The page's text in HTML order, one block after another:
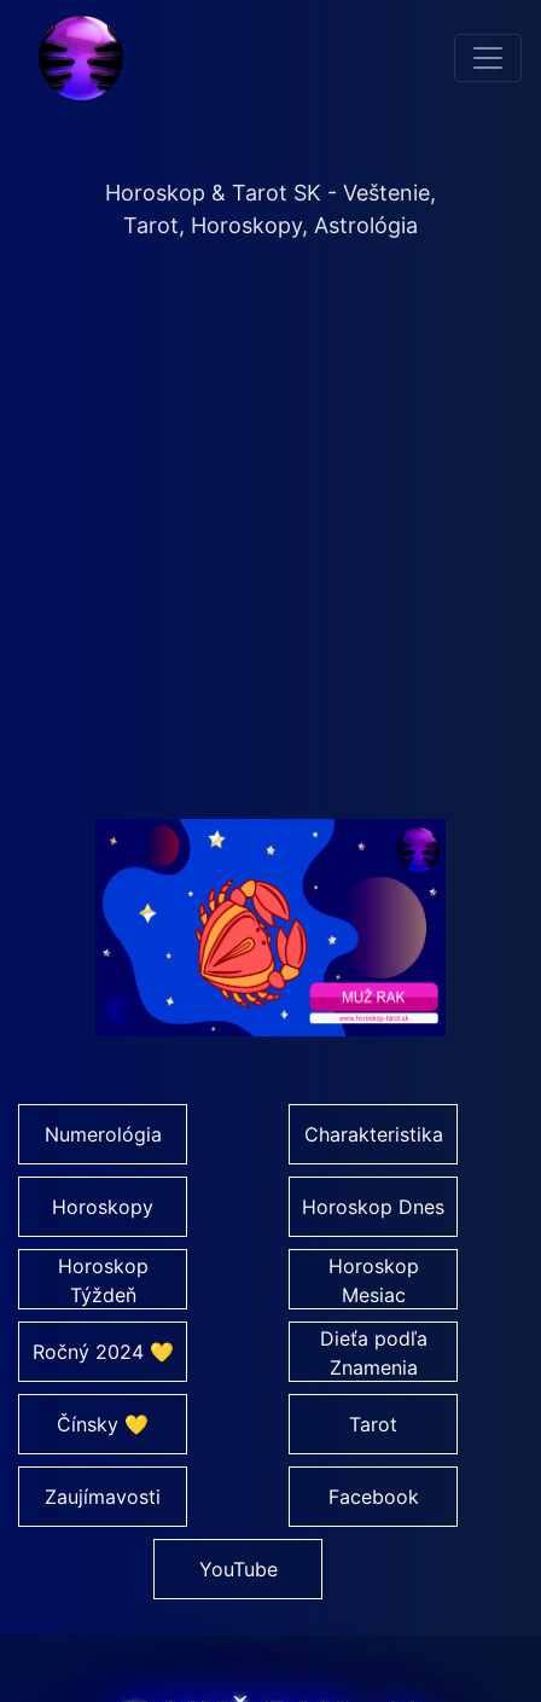
Horoskop & Tarot SK - Veštenie,
Tarot, Horoskopy, Astrológia
Numerológia Charakteristika
Horoskopy Horoskop Dnes
Horoskop
Týždeň
Horoskop
Mesiac
Ročný 2024 💛
Dieťa podľa
Znamenia
Čínsky 💛 Tarot
Zaujímavosti Facebook
YouTube